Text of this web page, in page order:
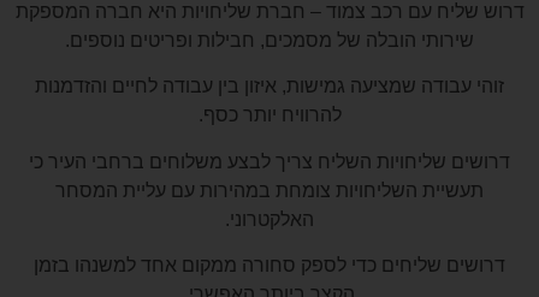
דרוש שליח עם רכב צמוד – חברת שליחויות היא חברה המספקת
שירותי הובלה של מסמכים, חבילות ופריטים נוספים.
זוהי עבודה שמציעה גמישות, איזון בין עבודה לחיים והזדמנות
להרוויח יותר כסף.
דרושים שליחויות השליח צריך לבצע משלוחים ברחבי העיר כי
תעשיית השליחויות צומחת במהירות עם עליית המסחר
האלקטרוני.
דרושים שליחים כדי לספק סחורה ממקום אחד למשנהו בזמן